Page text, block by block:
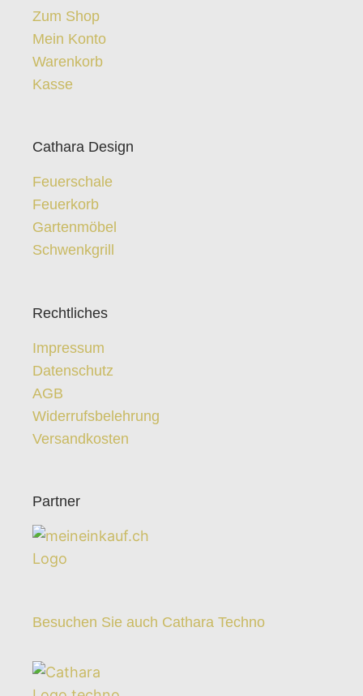
Zum Shop
Mein Konto
Warenkorb
Kasse
Cathara Design
Feuerschale
Feuerkorb
Gartenmöbel
Schwenkgrill
Rechtliches
Impressum
Datenschutz
AGB
Widerrufsbelehrung
Versandkosten
Partner
Besuchen Sie auch Cathara Techno